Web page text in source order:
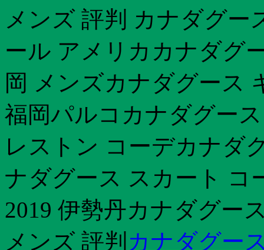
メンズ 評判 カナダグー
ール アメリカカナダグ
岡 メンズカナダグース
福岡パルコカナダグー
レストン コーデカナダ
ナダグース スカート コ
2019 伊勢丹カナダグー
メンズ 評判 カナダグー